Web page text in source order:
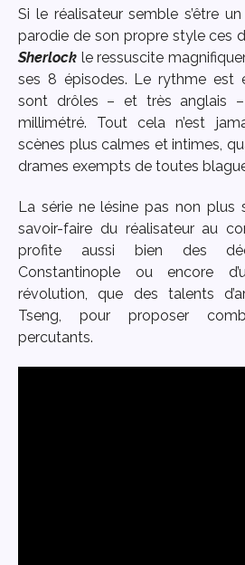
Si le réalisateur semble s’être
parodie de son propre style ces
Sherlock le ressuscite
ses 8 épisodes. Le rythme est
sont drôles – et très anglais
millimétré. Tout cela n’est
scènes plus calmes et intimes,
drames exempts de toutes
La série ne lésine pas non plus
savoir-faire du réalisateur au
profite aussi bien des
Constantinople ou encore
révolution, que des talents
Tseng, pour proposer
percutants.